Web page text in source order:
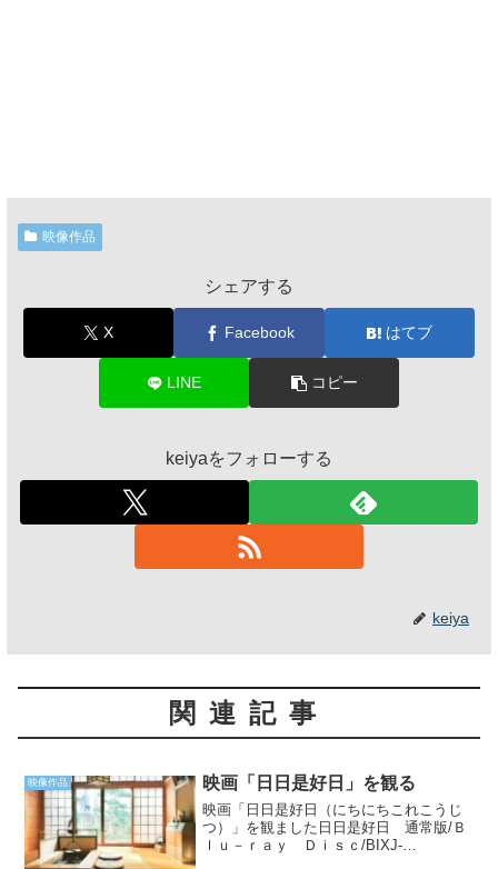
映像作品
シェアする
X Facebook はてブ
LINE コピー
keiyaをフォローする
keiya
関連記事
映像作品 映画「日日是好日」を観る
映画「日日是好日（にちにちこれこうじ
つ）」を観ました日日是好日 通常版/Ｂ
ｌｕ－ｒａｙ Ｄｉｓｃ/BIXJ-